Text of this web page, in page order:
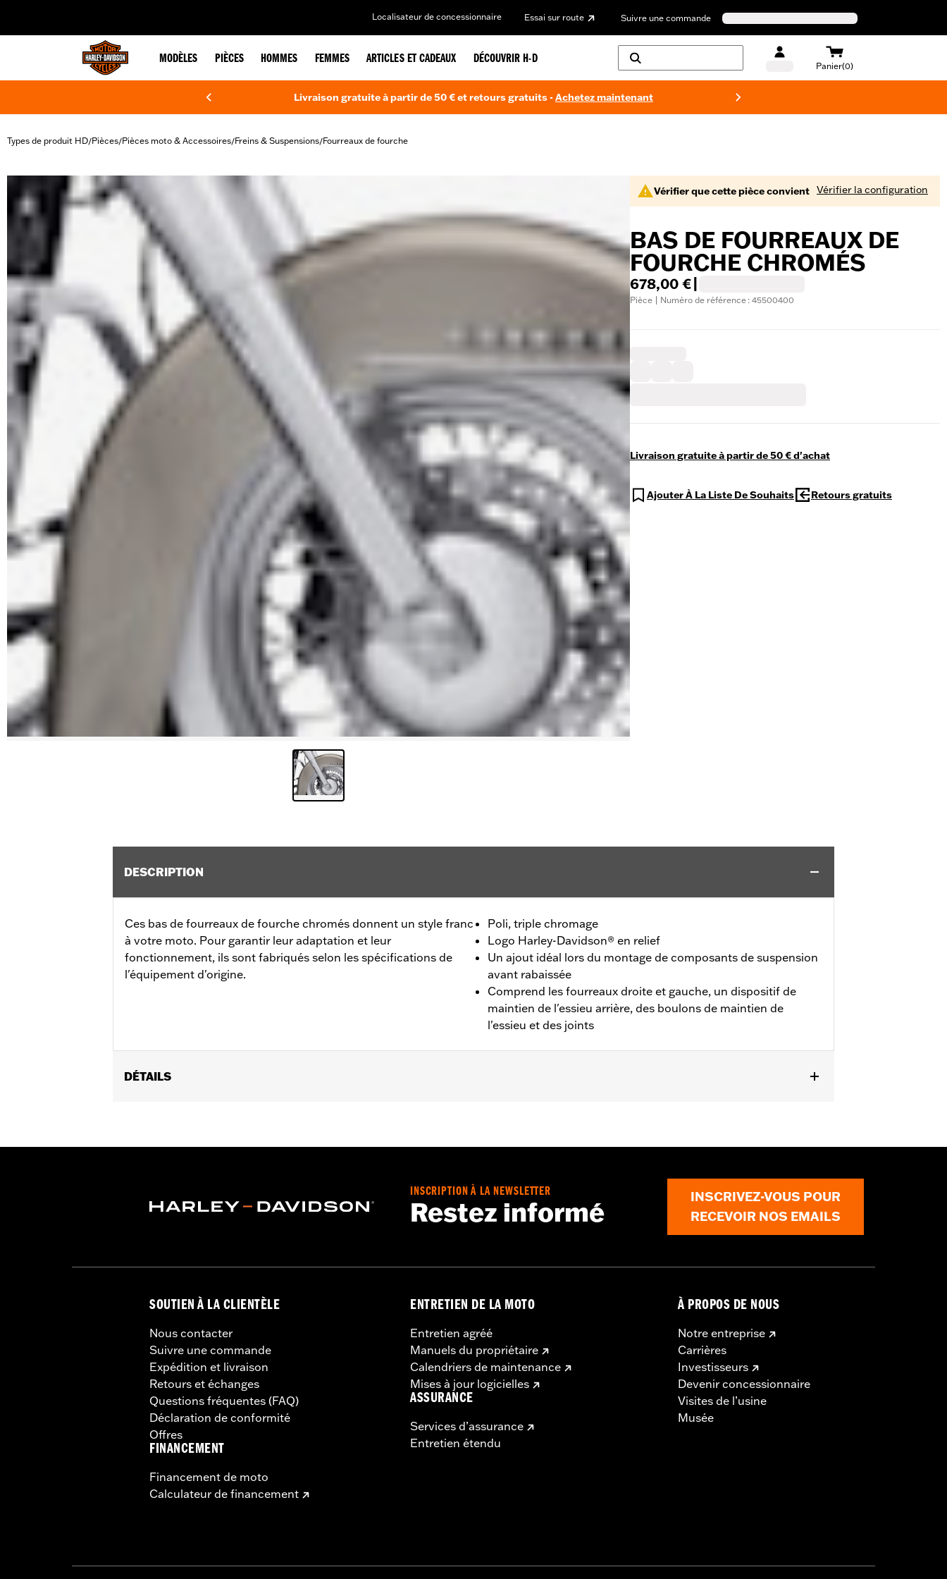
Localisateur de concessionnaire Essai sur route Suivre une commande
MODÈLES PIÈCES HOMMES FEMMES ARTICLES ET CADEAUX DÉCOUVRIR H-D
Panier(0)
Livraison gratuite à partir de 50 € et retours gratuits -Achetez maintenant
Types de produit HD/Pièces/Pièces moto & Accessoires/Freins & Suspensions/Fourreaux de fourche
Vérifier que cette pièce convient Vérifier la configuration
BAS DE FOURREAUX DE
FOURCHE CHROMÉS
678,00 €
Pièce | Numéro de référence : 45500400
Livraison gratuite à partir de 50 € d'achat
Ajouter À La Liste De Souhaits Retours gratuits
DESCRIPTION
Ces bas de fourreaux de fourche chromés donnent un style franc
à votre moto. Pour garantir leur adaptation et leur
fonctionnement, ils sont fabriqués selon les spécifications de
l'équipement d'origine.
Poli, triple chromage
Logo Harley-Davidson® en relief
Un ajout idéal lors du montage de composants de suspension
avant rabaissée
Comprend les fourreaux droite et gauche, un dispositif de
maintien de l'essieu arrière, des boulons de maintien de
l'essieu et des joints
DÉTAILS
Vendu à l'unité:Paire
INSCRIPTION À LA NEWSLETTER
Restez informé
INSCRIVEZ-VOUS POUR
RECEVOIR NOS EMAILS
SOUTIEN À LA CLIENTÈLE
Nous contacter
Suivre une commande
Expédition et livraison
Retours et échanges
Questions fréquentes (FAQ)
Déclaration de conformité
Offres
FINANCEMENT
Financement de moto
Calculateur de financement
ENTRETIEN DE LA MOTO
Entretien agréé
Manuels du propriétaire
Calendriers de maintenance
Mises à jour logicielles
ASSURANCE
Services d’assurance
Entretien étendu
À PROPOS DE NOUS
Notre entreprise
Carrières
Investisseurs
Devenir concessionnaire
Visites de l’usine
Musée